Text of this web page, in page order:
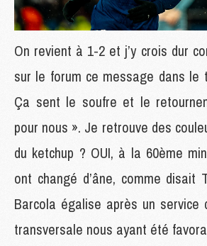
On revient à 1-2 et j’y crois dur
sur le forum ce message dans le
Ça sent le soufre et le
pour nous ». Je retrouve des
du ketchup ? OUI, à la 60ème
ont changé d’âne, comme disait
Barcola égalise après un service
transversale nous ayant été